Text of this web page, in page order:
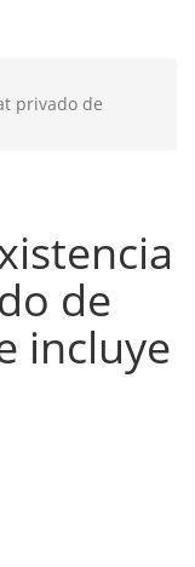
privado de
de
incluye